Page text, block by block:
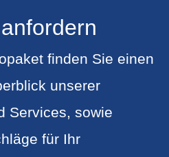
finden Sie einen
unserer
Services, sowie
für Ihr